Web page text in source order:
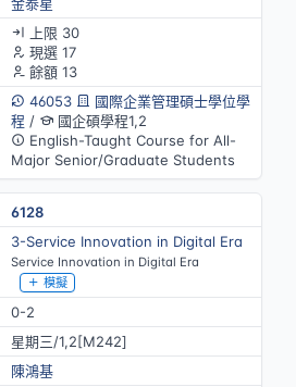
上限 30
現選 17
餘額 13
46053
國際企業管理碩士學位學
程 /
國企碩學程1,2
English-Taught Course for All-
Major Senior/Graduate Students
6128
3-Service Innovation in Digital Era
Service Innovation in Digital Era
模擬
0-2
星期三/1,2[M242]
陳鴻基